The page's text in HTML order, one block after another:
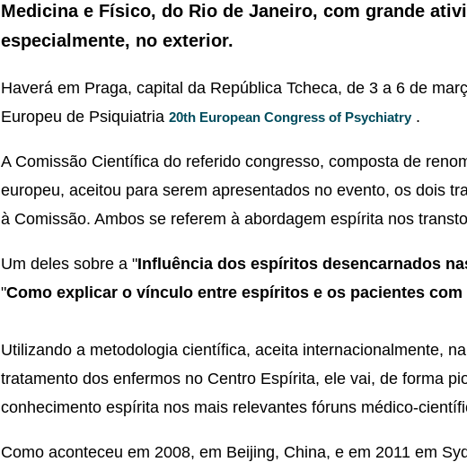
Medicina e Físico, do Rio de Janeiro, com grande
especialmente, no exterior.
Haverá em Praga, capital da República Tcheca, de 3 a 6 de
Europeu de Psiquiatria 20th European Congress of Psychiatry.
A Comissão Científica do referido congresso, composta de
europeu, aceitou para serem apresentados no evento, os dois
à Comissão. Ambos se referem à abordagem espírita nos
Um deles sobre a "Influência dos espíritos desencarnados
"Como explicar o vínculo entre espíritos e os pacientes
Utilizando a metodologia científica, aceita internacionalmente,
tratamento dos enfermos no Centro Espírita, ele vai, de forma
conhecimento espírita nos mais relevantes fóruns médico-
Como aconteceu em 2008, em Beijing, China, e em 2011 em